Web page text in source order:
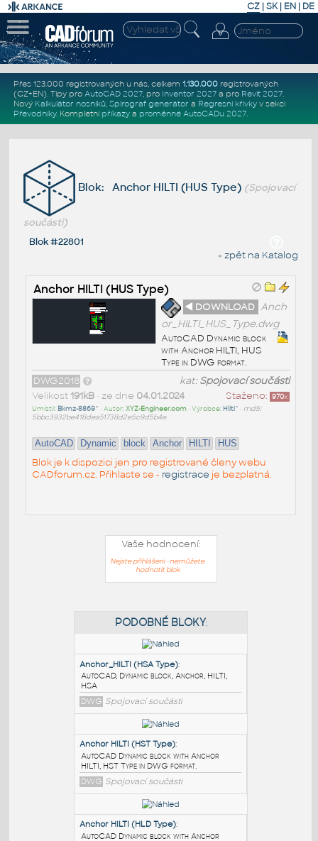
CZ | SK| EN | DE
Přes 123.000 registrovaných u nás, celkem 1.130.000registrovaných
(CZ+EN). Tipy pro AutoCAD 2027, pro Inventor 2027a pro Revit 2027.
Nový Kalkulátor nosníků, Spirograf generátor a Regresní křivkyv sekci
Převodníky. Kompletní příkazya proměnné AutoCADu 2027.
Blok: Anchor HILTI (HUS Type) (Spojovací
součásti)
Blok #22801
« zpět na Katalog
Anchor HILTI (HUS Type)
◄ DOWNLOAD Anch
or_HILTI_HUS_Type.dwg
AutoCAD Dynamic block
with Anchor HILTI, HUS
Type in DWG format.
kat:Spojovací součásti
DWG2018
Staženo: 970x
Velikost 191kB• ze dne 04.01.2024
Umístil: Bkmz-8869^ • Autor:XYZ-Engineer.com• Výrobce: Hilti^ • md5:
5bbc3932be418dea51738d2e5c9d5b4e
AutoCAD Dynamic block Anchor HILTI HUS
Blok je k dispozici jen pro registrované členy webu
CADforum.cz. Přihlaste se - registrace je bezplatná.
Vaše hodnocení:
Nejste přihlášeni - nemůžete
hodnotit blok
PODOBNÉ BLOKY:
Anchor_HILTI (HSA Type)
AutoCAD, Dynamic block, Anchor, HILTI,
DWG Spojovací součásti